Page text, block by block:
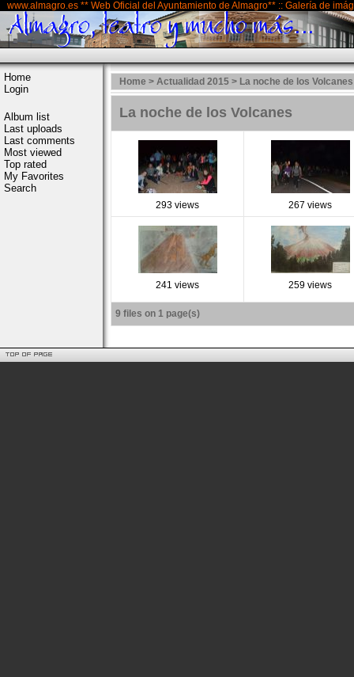
www.almagro.es ** Web Oficial del Ayuntamiento de Almagro** :: Galería de
Home
Login
Album list
Last uploads
Last comments
Most viewed
Top rated
My Favorites
Search
Home > Actualidad 2015 > La noche de los Volcanes
La noche de los Volcanes
293 views 267 views
241 views 259 views
9 files on 1 page(s)